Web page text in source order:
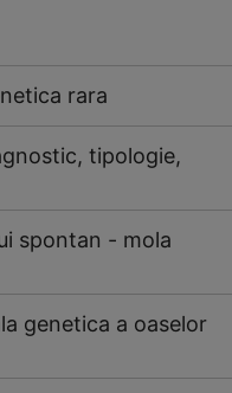
rara
tipologie,
spontan - mola
genetica a oaselor